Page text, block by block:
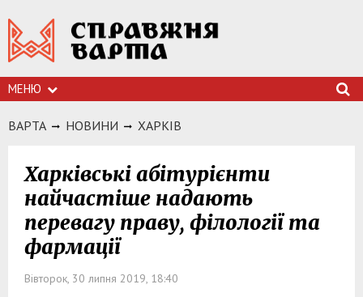
МЕНЮ
ВАРТА НОВИНИ ХАРКIВ
Харківські абітурієнти
найчастіше надають
перевагу праву, філології та
фармації
Вівторок, 30 липня 2019, 18:40